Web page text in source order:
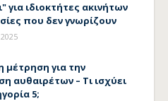
για ιδιοκτήτες ακινήτων
που δεν γνωρίζουν
μέτρηση για την
αυθαιρέτων – Τι ισχύει
5;